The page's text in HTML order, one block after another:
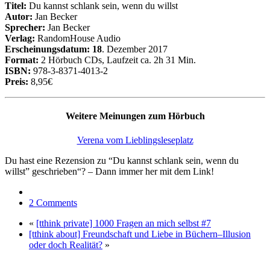
Titel: Du kannst schlank sein, wenn du willst
Autor: Jan Becker
Sprecher: Jan Becker
Verlag: RandomHouse Audio
Erscheinungsdatum: 18. Dezember 2017
Format: 2 Hörbuch CDs, Laufzeit ca. 2h 31 Min.
ISBN: 978-3-8371-4013-2
Preis: 8,95€
Weitere Meinungen zum Hörbuch
Verena vom Lieblingsleseplatz
Du hast eine Rezension zu “Du kannst schlank sein, wenn du
willst” geschrieben“? – Dann immer her mit dem Link!
2 Comments
« [tthink private] 1000 Fragen an mich selbst #7
[tthink about] Freundschaft und Liebe in Büchern–Illusion
oder doch Realität? »